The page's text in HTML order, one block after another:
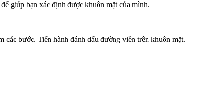
giúp bạn xác định được khuôn mặt của mình.
các bước. Tiến hành đánh dấu đường viền trên khuôn mặt.